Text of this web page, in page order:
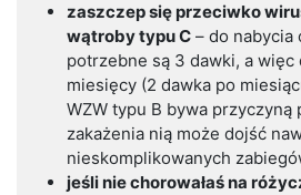
zaszczep się przeciwko
wątroby typu C – do nabycia
potrzebne są 3 dawki, a więc
miesięcy (2 dawka po
WZW typu B bywa przyczyną
zakażenia nią może dojść
nieskomplikowanych
jeśli nie chorowałaś na